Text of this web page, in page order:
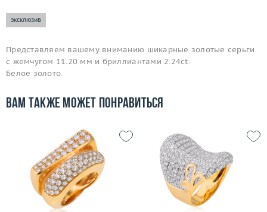
эксклюзив
Представляем вашему вниманию шикарные золотые серьги
с жемчугом 11.20 мм и бриллиантами 2.24ct.
Белое золото.
Вам также может понравиться